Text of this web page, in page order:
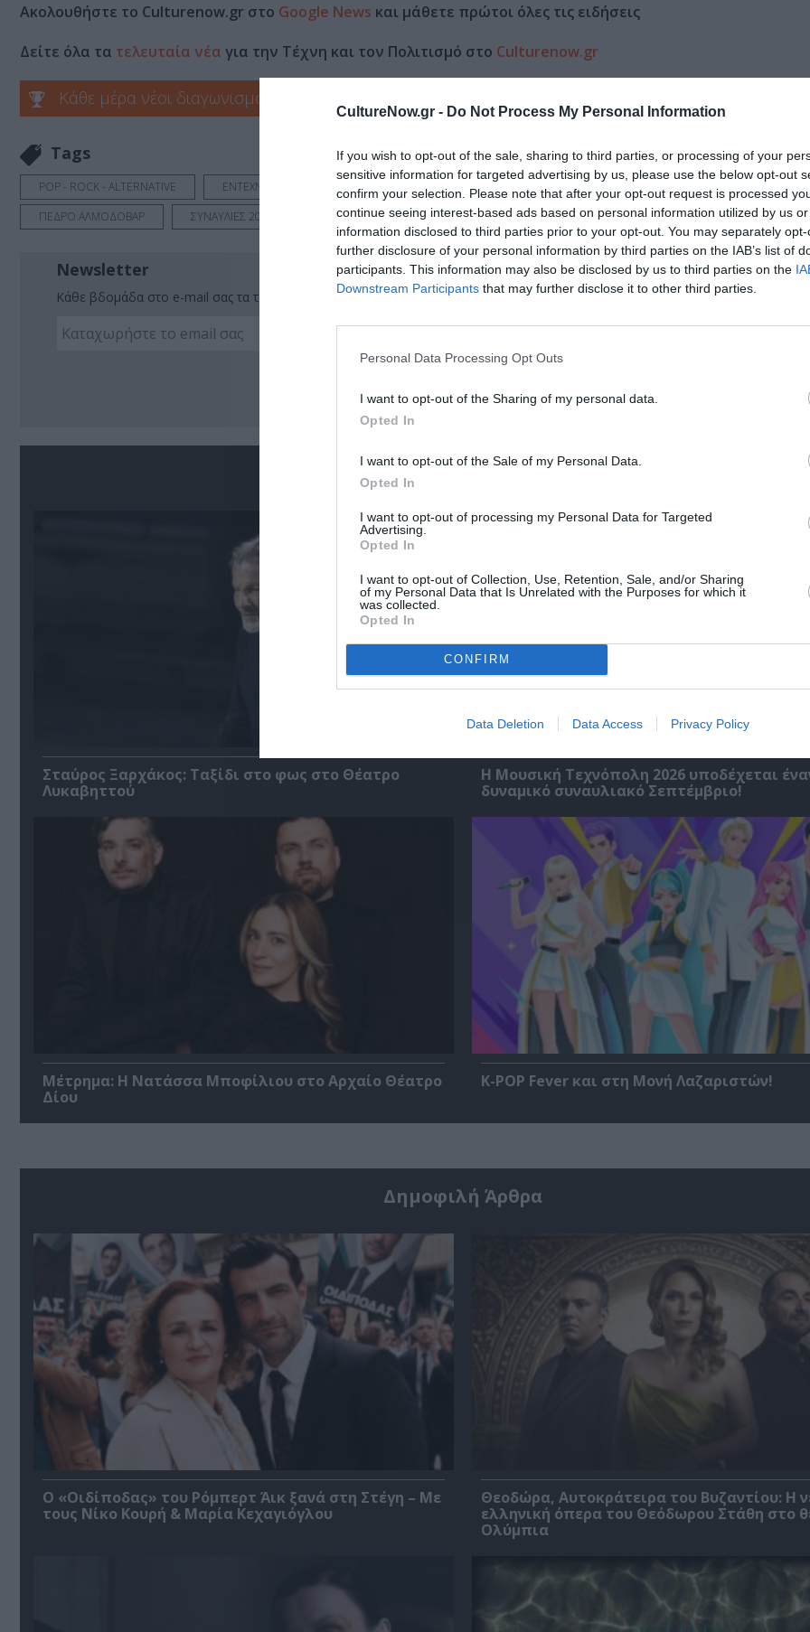
CultureNow.gr - Do Not Process My Personal Information
If you wish to opt-out of the sale, sharing to third parties, or processing of your
sensitive information for targeted advertising by us, please use the below opt-out
confirm your selection. Please note that after your opt-out request is processed
continue seeing interest-based ads based on personal information utilized by us
information disclosed to third parties prior to your opt-out. You may separately
further disclosure of your personal information by third parties on the IAB’s list of
participants. This information may also be disclosed by us to third parties on the
Downstream Participants that may further disclose it to other third parties.
Personal Data Processing Opt Outs
I want to opt-out of the Sharing of my personal data.
Opted In
I want to opt-out of the Sale of my Personal Data.
Opted In
I want to opt-out of processing my Personal Data for Targeted
Advertising.
Opted In
I want to opt-out of Collection, Use, Retention, Sale, and/or Sharing
of my Personal Data that Is Unrelated with the Purposes for which it
was collected.
Opted In
CONFIRM
Data Deletion Data Access Privacy Policy
Ακολουθήστε το Culturenow.gr στο Google News και μάθετε πρώτοι όλες τις ειδήσεις
Δείτε όλα τα τελευταία νέα για την Τέχνη και τον Πολιτισμό στο Culturenow.gr
Κάθε μέρα νέοι διαγωνισμοί στο Culturenow.gr
Tags
POP - ROCK - ALTERNATIVE ΕΝΤΕΧΝΟ - ΛΑΪΚΟ - ΠΑΡΑΔΟΣΙΑΚΗ ΚΑΛΟΚΑΙΡΙΝΕΣ ΣΥΝΑΥΛΙΕΣ
ΜΙΧΑΛΗΣ ΚΑΚΟΓΙΑΝΝΗΣ
ΠΕΔΡΟ ΑΛΜΟΔΟΒΑΡ
ΣΥΝΑΥΛΙΕΣ 2023
Newsletter
Κάθε βδομάδα στο e-mail σας τα τελευταία νέα για την Τέχνη και τον Πολιτισμό!
Ακολουθήστε το Culturenow.gr
Σχετικά Άρθρα
Σταύρος Ξαρχάκος: Ταξίδι στο φως στο Θέατρο
Λυκαβηττού
Η Μουσική Τεχνόπολη 2026 υποδέχεται
δυναμικό συναυλιακό Σεπτέμβριο!
Μέτρημα: Η Νατάσσα Μποφίλιου στο Αρχαίο Θέατρο
Δίου
K-POP Fever και στη Μονή Λαζαριστών!
Δημοφιλή Άρθρα
O «Οιδίποδας» του Ρόμπερτ Άικ ξανά στη Στέγη – Με
τους Νίκο Κουρή & Μαρία Κεχαγιόγλου
Θεοδώρα, Αυτοκράτειρα του Βυζαντίου: Η
ελληνική όπερα του Θεόδωρου Στάθη στο
Ολύμπια